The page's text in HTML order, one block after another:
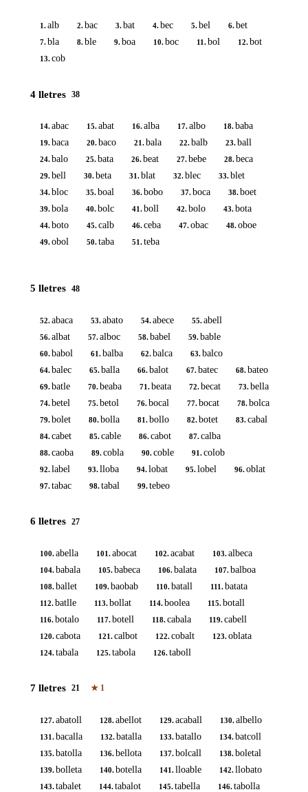
1.alb 2.bac 3.bat 4.bec 5.bel 6.bet
7.bla 8.ble 9.boa 10.boc 11.bol 12.bot
13.cob
4 lletres 38
14.abac 15.abat 16.alba 17.albo 18.baba
19.baca 20.baco 21.bala 22.balb 23.ball
24.balo 25.bata 26.beat 27.bebe 28.beca
29.bell 30.beta 31.blat 32.blec 33.blet
34.bloc 35.boal 36.bobo 37.boca 38.boet
39.bola 40.bolc 41.boll 42.bolo 43.bota
44.boto 45.calb 46.ceba 47.obac 48.oboe
49.obol 50.taba 51.teba
5 lletres 48
52.abaca 53.abato 54.abece 55.abell
56.albat 57.alboc 58.babel 59.bable
60.babol 61.balba 62.balca 63.balco
64.balec 65.balla 66.balot 67.batec 68.bateo
69.batle 70.beaba 71.beata 72.becat 73.bella
74.betel 75.betol 76.bocal 77.bocat 78.bolca
79.bolet 80.bolla 81.bollo 82.botet 83.cabal
84.cabet 85.cable 86.cabot 87.calba
88.caoba 89.cobla 90.coble 91.colob
92.label 93.lloba 94.lobat 95.lobel 96.oblat
97.tabac 98.tabal 99.tebeo
6 lletres 27
100.abella 101.abocat 102.acabat 103.albeca
104.babala 105.babeca 106.balata 107.balboa
108.ballet 109.baobab 110.batall 111.batata
112.batlle 113.bollat 114.boolea 115.botall
116.botalo 117.botell 118.cabala 119.cabell
120.cabota 121.calbot 122.cobalt 123.oblata
124.tabala 125.tabola 126.taboll
7 lletres 21 ★ 1
127.abatoll 128.abellot 129.acaball 130.albello
131.bacalla 132.batalla 133.batallo 134.batcoll
135.batolla 136.bellota 137.bolcall 138.boletal
139.bolleta 140.botella 141.lloable 142.llobato
143.tabalet 144.tabalot 145.tabella 146.tabolla